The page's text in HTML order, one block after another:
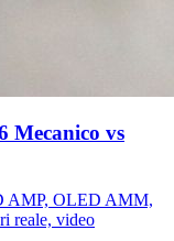
Mecanico vs
AMP, OLED AMM,
reale, video